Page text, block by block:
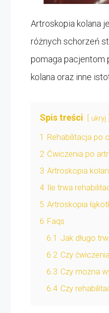
Artroskopia kolana
różnych schorzeń
pomaga pacjentom
kolana oraz inne
Spis treści ukryj
1 Rehabilitacja po
2 Ćwiczenia po
3 Artroskopia
4 Ile trwa
5 Artroskopia
6 Faqs
6.1 Jak długo
6.2 Czy
6.3 Czy można
6.4 Czy